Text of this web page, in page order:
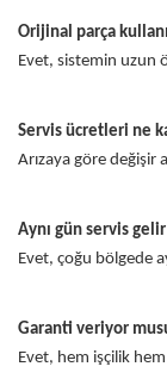
Orijinal parça
Evet, sistemin uzun
Servis ücretleri ne
Arızaya göre değişir
Aynı gün servis
Evet, çoğu bölgede
Garanti veriyor
Evet, hem işçilik